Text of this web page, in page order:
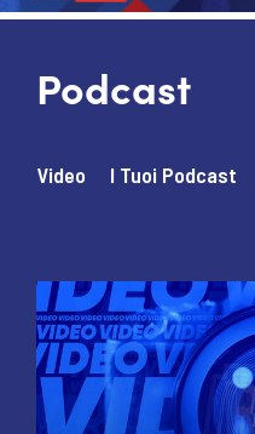
Podcast
Video I Tuoi Podcast